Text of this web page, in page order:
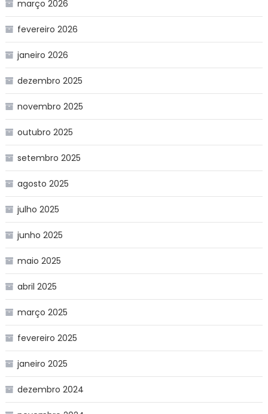
março 2026
fevereiro 2026
janeiro 2026
dezembro 2025
novembro 2025
outubro 2025
setembro 2025
agosto 2025
julho 2025
junho 2025
maio 2025
abril 2025
março 2025
fevereiro 2025
janeiro 2025
dezembro 2024